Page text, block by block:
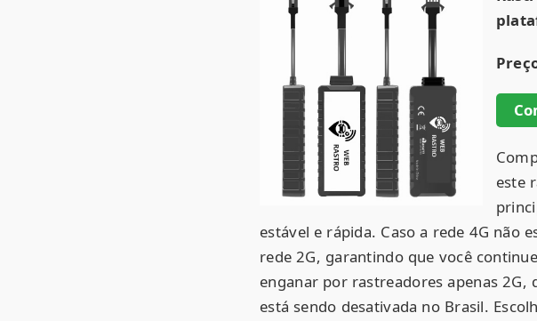
este
estável e rápida. Caso a rede 4G não
rede 2G, garantindo que você
enganar por rastreadores apenas
está sendo desativada no Brasil.